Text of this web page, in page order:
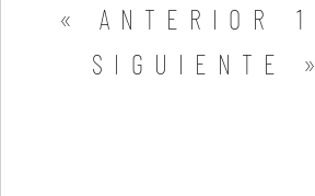
« ANTERIOR 1
SIGUIENTE »